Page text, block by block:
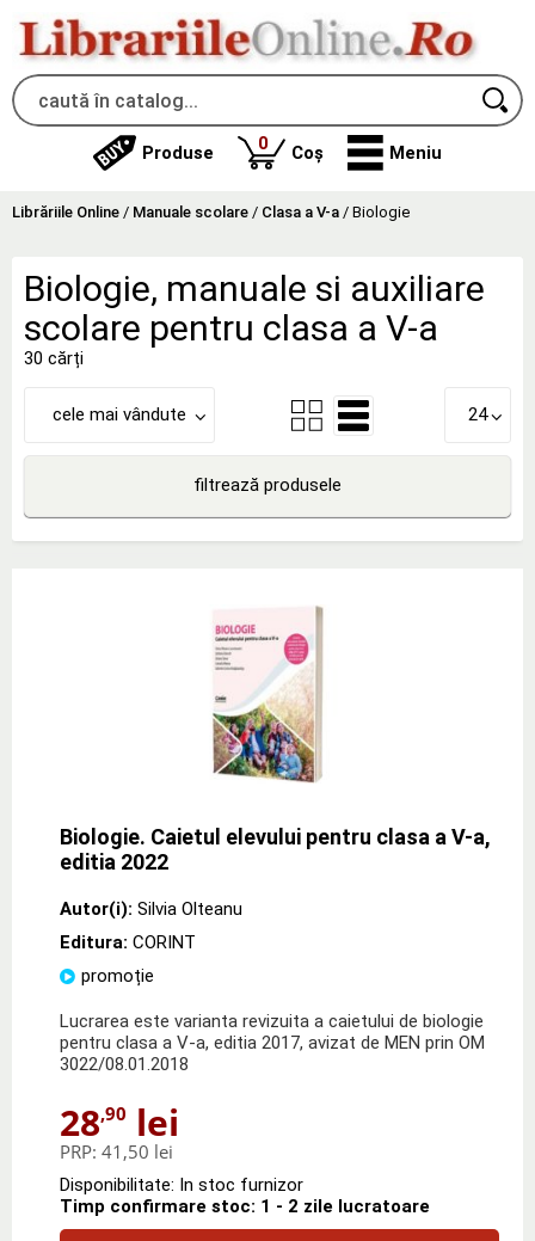
Produse 0produse
Coș Meniu
Librăriile Online / Manuale scolare / Clasa a V-a / Biologie
Biologie, manuale si auxiliare
scolare pentru clasa a V-a
30 cărți
cele mai vândute 24
filtrează produsele
Biologie. Caietul elevului pentru clasa a V-a,
editia 2022
Autor(i): Silvia Olteanu
Editura: CORINT
promoție
Lucrarea este varianta revizuita a caietului de biologie
pentru clasa a V-a, editia 2017, avizat de MEN prin OM
3022/08.01.2018
28,90 lei
PRP: 41,50 lei
Disponibilitate: In stoc furnizor
Timp confirmare stoc: 1 - 2 zile lucratoare